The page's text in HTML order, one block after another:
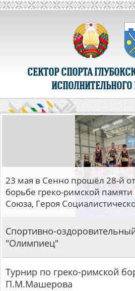
СЕКТОР СПОРТА
ИСПОЛНИТЕЛЬНОГО
Спортивно-
"Олимпиец"
Турнир по греко-римской
П.М.Машерова
23 мая в Сенно прошёл 28-й
борьбе греко-римской памяти
Союза, Героя